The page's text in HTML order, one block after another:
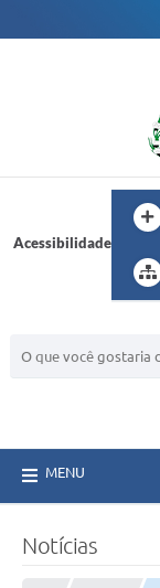
Acessibilidade
MENU
Notícias